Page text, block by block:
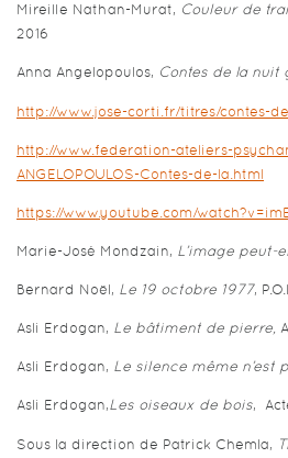
Mireille Nathan-Murat, Couleur de
2016
Anna Angelopoulos, Contes de la nuit
http://www.jose-corti.fr/titres/contes-
http://www.federation-ateliers-
ANGELOPOULOS-Contes-de-la.html
https://www.youtube.com/
Marie-José Mondzain, L’image peut-
Bernard Noël, Le 19 octobre 1977,
Asli Erdogan, Le bâtiment de pierre,
Asli Erdogan, Le silence même n’est
Asli Erdogan,Les oiseaux de bois,
Sous la direction de Patrick Chemla,